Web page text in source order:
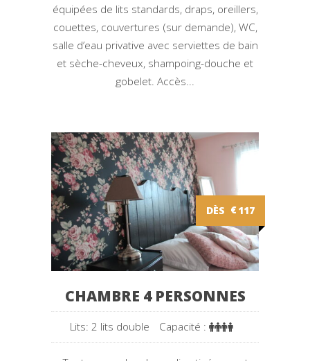
équipées de lits standards, draps, oreillers,
couettes, couvertures (sur demande), WC,
salle d’eau privative avec serviettes de bain
et sèche-cheveux, shampoing-douche et
gobelet. Accès...
DÈS €117
CHAMBRE 4 PERSONNES
Lits: 2 lits double Capacité :